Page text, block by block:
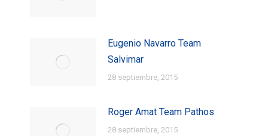
Eugenio Navarro Team
Salvimar
28 septiembre, 2015
Roger Amat Team Pathos
28 septiembre, 2015